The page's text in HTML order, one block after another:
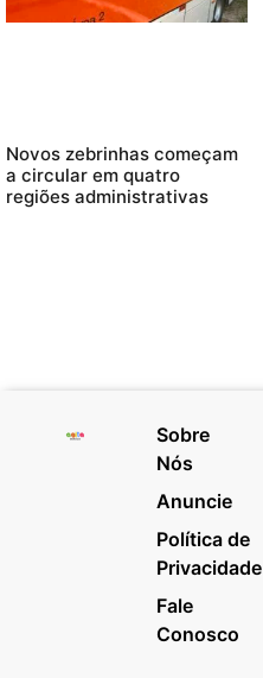
Novos zebrinhas começam
a circular em quatro
regiões administrativas
Sobre
Nós
Anuncie
Política de
Privacidade
Fale
Conosco